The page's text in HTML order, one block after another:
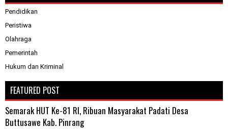
Pendidikan
Peristiwa
Olahraga
Pemerintah
Hukum dan Kriminal
FEATURED POST
Semarak HUT Ke-81 RI, Ribuan Masyarakat Padati Desa
Buttusawe Kab. Pinrang